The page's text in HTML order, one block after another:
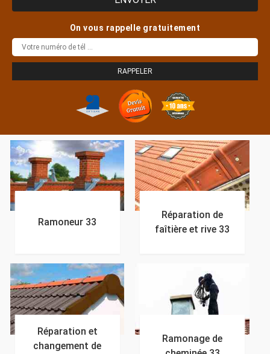
On vous rappelle gratuitement
Ramoneur 33
Réparation de
faîtière et rive 33
Réparation et
changement de
Ramonage de